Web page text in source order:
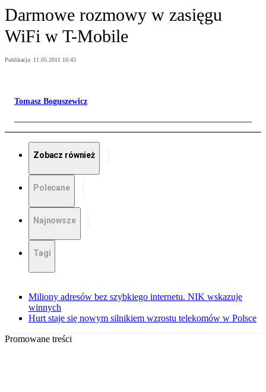
Darmowe rozmowy w zasięgu
WiFi w T-Mobile
Publikacja: 11.05.2011 10:43
Tomasz Boguszewicz
Zobacz również
Polecane
Najnowsze
Tagi
Miliony adresów bez szybkiego internetu. NIK wskazuje
winnych
Hurt staje się nowym silnikiem wzrostu telekomów w Polsce
Promowane treści